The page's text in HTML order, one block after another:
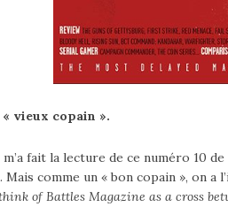
vieux copain ».
m’a fait la lecture de ce numéro 10
Mais comme un « bon copain », on
of Battles Magazine as a cross